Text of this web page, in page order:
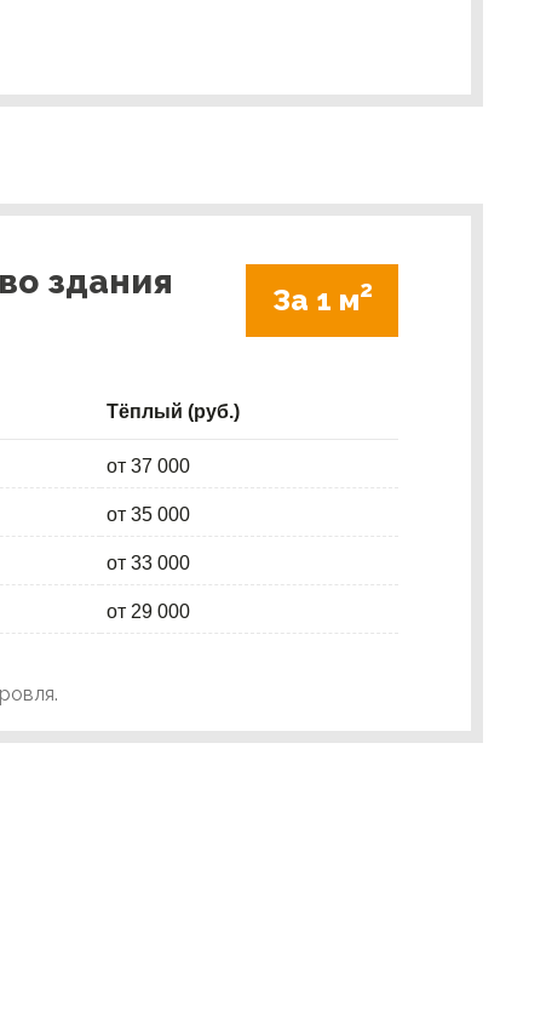
здания
За 1 м2
Тёплый (руб.)
от 37 000
от 35 000
от 33 000
от 29 000